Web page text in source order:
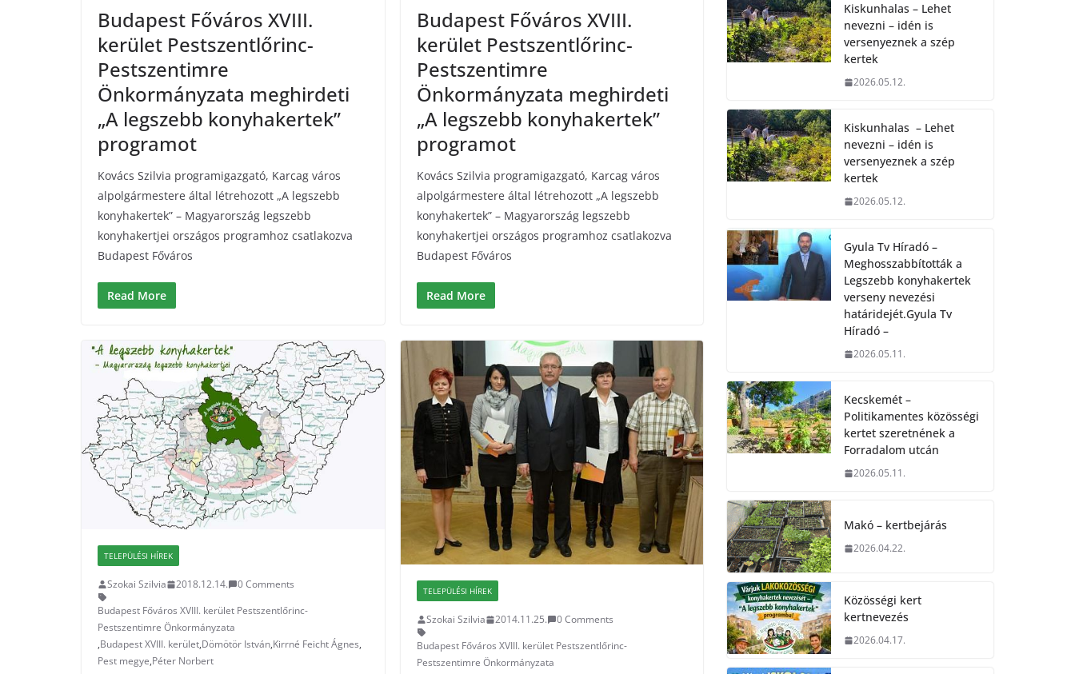
Budapest Főváros XVIII.
kerület Pestszentlőrinc-
Pestszentimre
Önkormányzata meghirdeti
„A legszebb konyhakertek”
programot
Kovács Szilvia programigazgató, Karcag város
alpolgármestere által létrehozott „A legszebb
konyhakertek” – Magyarország legszebb
konyhakertjei országos programhoz csatlakozva
Budapest Főváros
Read More
Budapest Főváros XVIII.
kerület Pestszentlőrinc-
Pestszentimre
Önkormányzata meghirdeti
„A legszebb konyhakertek”
programot
Kovács Szilvia programigazgató, Karcag város
alpolgármestere által létrehozott „A legszebb
konyhakertek” – Magyarország legszebb
konyhakertjei országos programhoz csatlakozva
Budapest Főváros
Read More
TELEPÜLÉSI HÍREK
Szokai Szilvia 2018.12.14.
0 Comments
Budapest Főváros XVIII. kerület Pestszentlőrinc-
Pestszentimre Önkormányzata
,Budapest XVIII. kerület,Dömötör István,Kirrné Feicht Ágnes,
Pest megye,Péter Norbert
TELEPÜLÉSI HÍREK
Szokai Szilvia 2014.11.25.
0 Comments
Budapest Főváros XVIII. kerület Pestszentlőrinc-
Pestszentimre Önkormányzata
Kiskunhalas – Lehet
nevezni – idén is
versenyeznek a szép
kertek
2026.05.12.
Kiskunhalas – Lehet
nevezni – idén is
versenyeznek a szép
kertek
2026.05.12.
Gyula Tv Híradó –
Meghosszabbították a
Legszebb konyhakertek
verseny nevezési
határidejét.Gyula Tv
Híradó –
2026.05.11.
Kecskemét –
Politikamentes közösségi
kertet szeretnének a
Forradalom utcán
2026.05.11.
Makó – kertbejárás
2026.04.22.
Közösségi kert
kertnevezés
2026.04.17.